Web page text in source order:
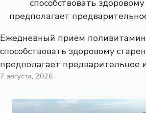
Ежедневный прием
способствовать здоровому
предполагает предварительное
7 августа, 2026